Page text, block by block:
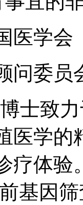
学会
委员
致力
医学
疗体验
基因